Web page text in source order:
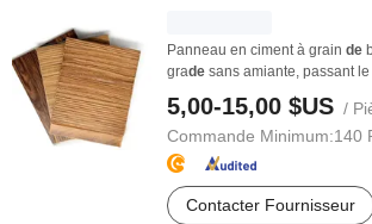
Panneau en ciment à grain de
grade sans amiante, passant le
5,00-15,00 $US /
Commande Minimum:140
Contacter Fournisseur